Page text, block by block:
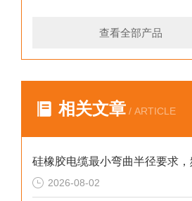
查看全部产品
相关文章 / ARTICLE
2026-08-02